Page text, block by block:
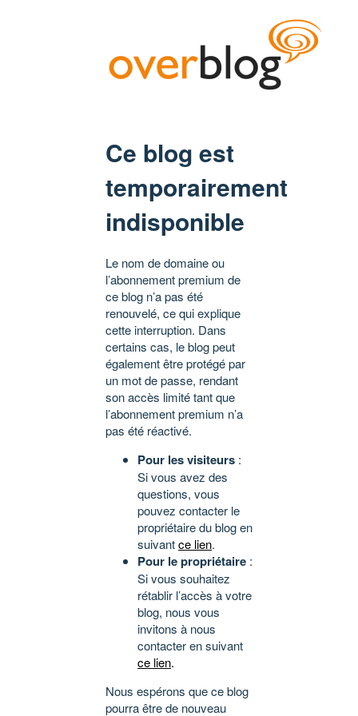
Ce blog est
temporairement
indisponible
Le nom de domaine ou
l’abonnement premium de
ce blog n’a pas été
renouvelé, ce qui explique
cette interruption. Dans
certains cas, le blog peut
également être protégé par
un mot de passe, rendant
son accès limité tant que
l’abonnement premium n’a
pas été réactivé.
Pour les visiteurs :
Si vous avez des
questions, vous
pouvez contacter le
propriétaire du blog en
suivantce lien.
Pour le propriétaire :
Si vous souhaitez
rétablir l’accès à votre
blog, nous vous
invitons à nous
contacter en suivant
ce lien.
Nous espérons que ce blog
pourra être de nouveau